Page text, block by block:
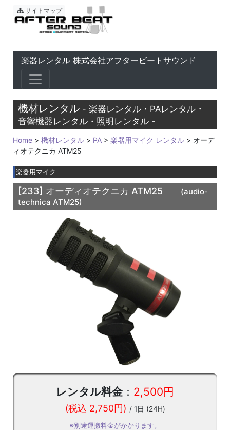
東京 音響会社・PA・楽器レ
サイトマップ
楽器レンタル 株式会社アフタービートサウンド
機材レンタル - 楽器レンタル・PAレンタル・
音響機器レンタル・照明レンタル -
Home > 機材レンタル > PA > 楽器用マイク レンタル > オーデ
ィオテクニカ ATM25
楽器用マイク
[233] オーディオテクニカ ATM25
(audio-
technica ATM25)
レンタル料金 ： 2,500円
(税込 2,750円) / 1日 (24H)
※別途運搬料金がかかります。